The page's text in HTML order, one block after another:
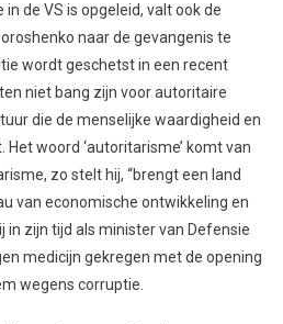
de VS is opgeleid, valt ook de
naar de gevangenis te
wordt geschetst in een recent
niet bang zijn voor autoritaire
die de menselijke waardigheid en
woord ‘autoritarisme’ komt van
zo stelt hij, “brengt een land
van economische ontwikkeling en
in zijn tijd als minister van Defensie
medicijn gekregen met de opening
wegens corruptie.